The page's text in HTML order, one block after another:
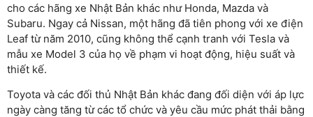
cho các hãng xe Nhật Bản khác như Honda, Mazda và
Subaru. Ngay cả Nissan, một hãng đã tiên phong với xe điện
Leaf từ năm 2010, cũng không thể cạnh tranh với Tesla và
mẫu xe Model 3 của họ về phạm vi hoạt động, hiệu suất và
thiết kế.
Toyota và các đối thủ Nhật Bản khác đang đối diện với áp lực
ngày càng tăng từ các tổ chức và yêu cầu mức phát thải bằng